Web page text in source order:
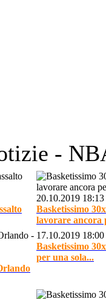
-
20.10.2019 18:13
Basketissimo
lavorare ancora
17.10.2019 18:00
Basketissimo
per una sola...